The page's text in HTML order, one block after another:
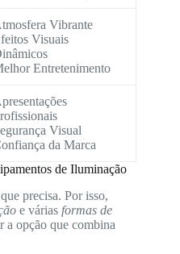
Vibrante
Visuais
Entretenimento
Visual
da Marca
de Iluminação
precisa. Por isso,
e várias formas de
a opção que combina